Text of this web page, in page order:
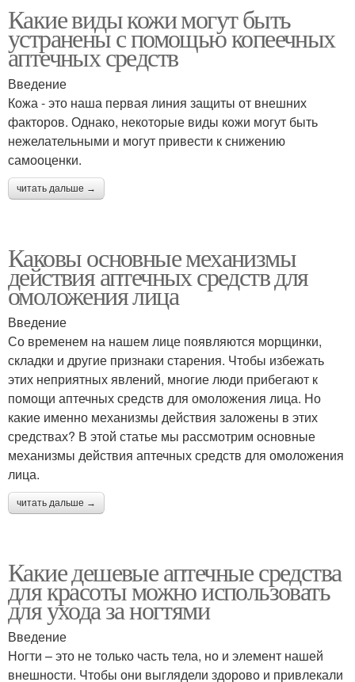
Какие виды кожи могут быть
устранены с помощью копеечных
аптечных средств
Введение
Кожа - это наша первая линия защиты от внешних
факторов. Однако, некоторые виды кожи могут быть
нежелательными и могут привести к снижению
самооценки.
читать дальше →
Каковы основные механизмы
действия аптечных средств для
омоложения лица
Введение
Со временем на нашем лице появляются морщинки,
складки и другие признаки старения. Чтобы избежать
этих неприятных явлений, многие люди прибегают к
помощи аптечных средств для омоложения лица. Но
какие именно механизмы действия заложены в этих
средствах? В этой статье мы рассмотрим основные
механизмы действия аптечных средств для омоложения
лица.
читать дальше →
Какие дешевые аптечные средства
для красоты можно использовать
для ухода за ногтями
Введение
Ногти – это не только часть тела, но и элемент нашей
внешности. Чтобы они выглядели здорово и привлекали